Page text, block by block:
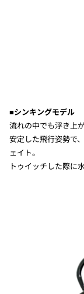
■シンキングモデル
流れの中でも浮き上
安定した飛行姿勢で
ェイト。
トゥイッチした際に